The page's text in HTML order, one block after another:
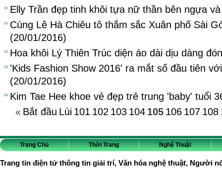
Elly Trần đẹp tinh khôi tựa nữ thần bên ngựa
Cùng Lê Hà Chiêu tô thắm sắc Xuân phố Sài
(20/01/2016)
Hoa khôi Lý Thiên Trúc diện áo dài dịu dàng
'Kids Fashion Show 2016' ra mắt số đầu tiên
(20/01/2016)
Kim Tae Hee khoe vẻ đẹp trẻ trung 'baby' tuổi
« Bắt đầu Lùi 101 102 103 104 105 106 107 108
Trang Chủ Thời Trang Nghệ Thuật
Trang tin điện tử thông tin giải trí, Văn hóa nghệ thuật, Người